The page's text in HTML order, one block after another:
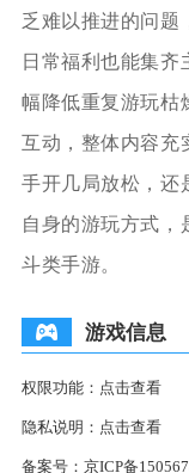
乏难以推进的问题
日常福利也能集
幅降低重复游玩枯
互动，整体内容充
手开几局放松，还
自身的游玩方式，
斗类手游。
游戏信息
权限功能： 点击查看
隐私说明： 点击查看
备案号： 京ICP备